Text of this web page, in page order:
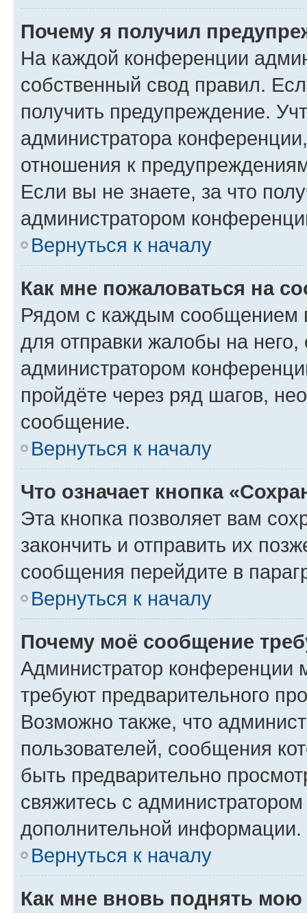
Почему я получил
На каждой конференции
собственный свод правил.
получить предупреждение.
администратора
отношения к
Если вы не знаете, за что
администратором
Вернуться к началу
Как мне пожаловаться на
Рядом с каждым сообщением
для отправки жалобы на
администратором
пройдёте через ряд шагов,
сообщение.
Вернуться к началу
Что означает кнопка
Эта кнопка позволяет вам
закончить и отправить их
сообщения перейдите в
Вернуться к началу
Почему моё сообщение
Администратор конференции
требуют предварительного
Возможно также, что
пользователей, сообщения
быть предварительно
свяжитесь с
дополнительной информации.
Вернуться к началу
Как мне вновь поднять мою